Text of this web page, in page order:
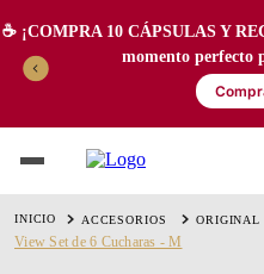
☕️ ¡COMPRA 10 CÁPSULAS Y
momento perfecto
ACCESORIOS ORIGINAL
View Set de 6 Cucharas - M